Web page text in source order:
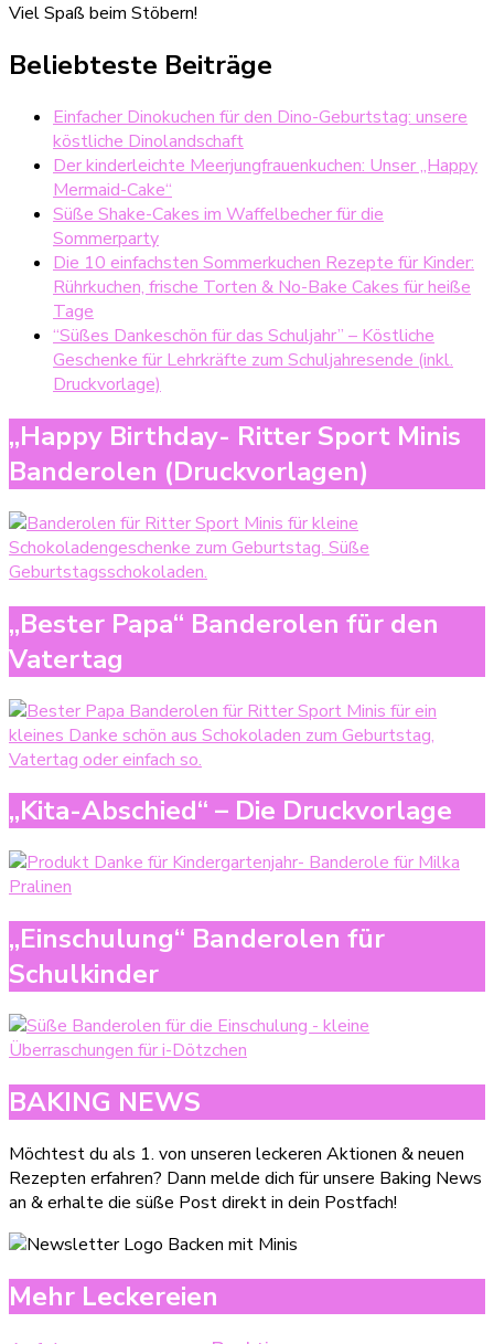
Viel Spaß beim Stöbern!
Beliebteste Beiträge
Einfacher Dinokuchen für den Dino-Geburtstag: unsere
köstliche Dinolandschaft
Der kinderleichte Meerjungfrauenkuchen: Unser „Happy
Mermaid-Cake“
Süße Shake-Cakes im Waffelbecher für die
Sommerparty
Die 10 einfachsten Sommerkuchen Rezepte für Kinder:
Rührkuchen, frische Torten & No-Bake Cakes für heiße
Tage
“Süßes Dankeschön für das Schuljahr” – Köstliche
Geschenke für Lehrkräfte zum Schuljahresende (inkl.
Druckvorlage)
„Happy Birthday- Ritter Sport Minis
Banderolen (Druckvorlagen)
„Bester Papa“ Banderolen für den
Vatertag
„Kita-Abschied“ – Die Druckvorlage
„Einschulung“ Banderolen für
Schulkinder
BAKING NEWS
Möchtest du als 1. von unseren leckeren Aktionen & neuen
Rezepten erfahren? Dann melde dich für unsere Baking News
an & erhalte die süße Post direkt in dein Postfach!
Mehr Leckereien